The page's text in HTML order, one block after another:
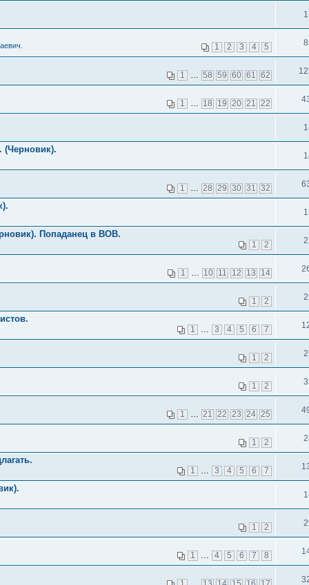
1 2 3 4 5
1 … 58 59 60 61 62
1 … 18 19 20 21 22
(Черновик).
1 … 28 29 30 31 32
Попаданец в ВОВ.
1 2
1 … 10 11 12 13 14
1 2
1 … 3 4 5 6 7
1 2
1 2
1 … 21 22 23 24 25
1 2
1 … 3 4 5 6 7
1 2
1 … 4 5 6 7 8